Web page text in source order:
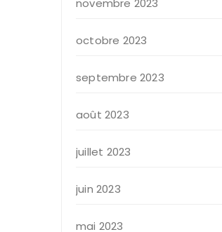
novembre 2023
octobre 2023
septembre 2023
août 2023
juillet 2023
juin 2023
mai 2023